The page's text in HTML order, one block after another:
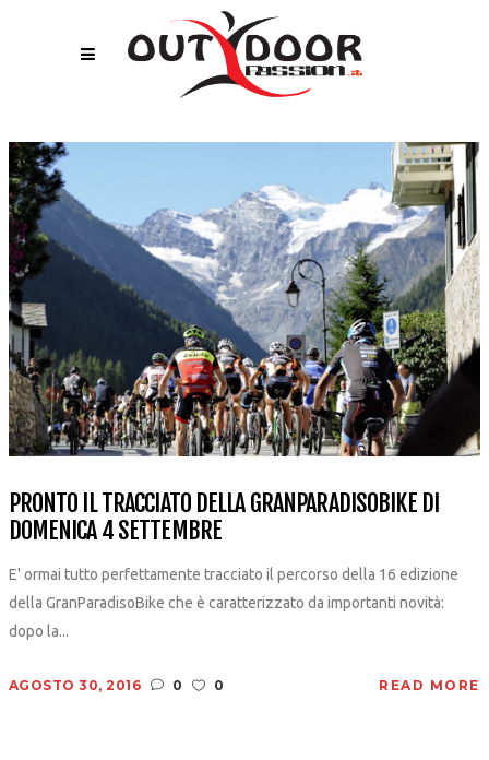
PRONTO IL TRACCIATO DELLA GRANPARADISOBIKE DI
DOMENICA 4 SETTEMBRE
E' ormai tutto perfettamente tracciato il percorso della 16 edizione
della GranParadisoBike che è caratterizzato da importanti novità:
dopo la...
AGOSTO 30, 2016 0 0 READ MORE